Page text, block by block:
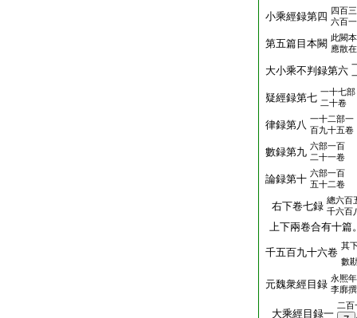
小乘經録第四 四百
六百
第五篇目本闕 此闕
應散
大小乘不判録第六
疑經録第七 一十七部
二十卷
律録第八 一十二部一
百九十五卷
數録第九 六部一百
二十一卷
論録第十 六部一百
五十二卷
右下卷七録 總六百
千六百
上下兩卷合有十篇
千五百九十六卷
其
數
元魏衆經目録 永熈
李廓
大乘經目録一
二百